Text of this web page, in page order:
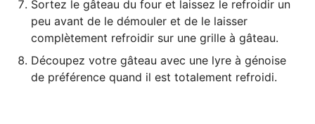
Sortez le gâteau du four et laissez le refroidir un
peu avant de le démouler et de le laisser
complètement refroidir sur une grille à gâteau.
Découpez votre gâteau avec une lyre à génoise
de préférence quand il est totalement refroidi.